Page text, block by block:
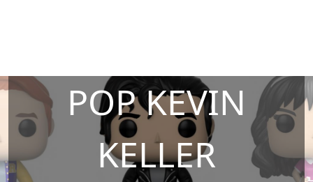
POP KEVIN
KELLER